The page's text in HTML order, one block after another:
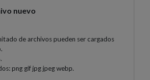
nuevo
de archivos pueden ser cargados
png gif jpg jpeg webp.